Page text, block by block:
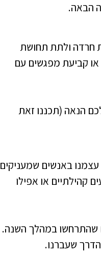
הבאה.
חרדה ולתת תחושת
או קביעת מפגשים עם
הנאה (תכננו זאת
עצמנו באנשים שמעניקים
קהילתיים או אפילו
שהתרחשו במהלך השנה.
שעברנו.